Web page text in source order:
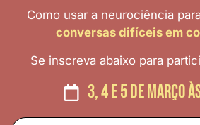
Como usar a neurociência para
conversas difíceis em
Se inscreva abaixo para
3, 4 e 5 de março